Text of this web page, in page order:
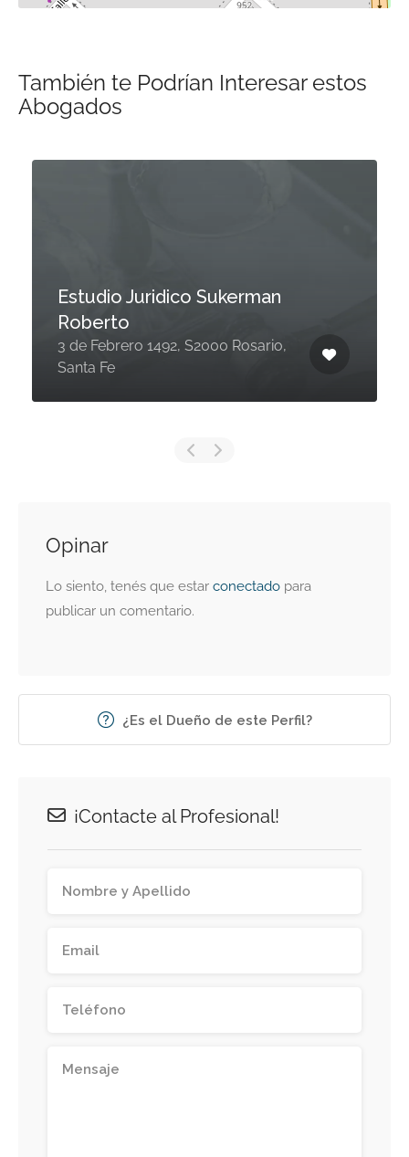
También te Podrían Interesar estos
Abogados
Estudio Juridico Sukerman
Roberto
3 de Febrero 1492, S2000 Rosario,
Santa Fe
Opinar
Lo siento, tenés que estar conectado para
publicar un comentario.
¿Es el Dueño de este Perfil?
¡Contacte al Profesional!